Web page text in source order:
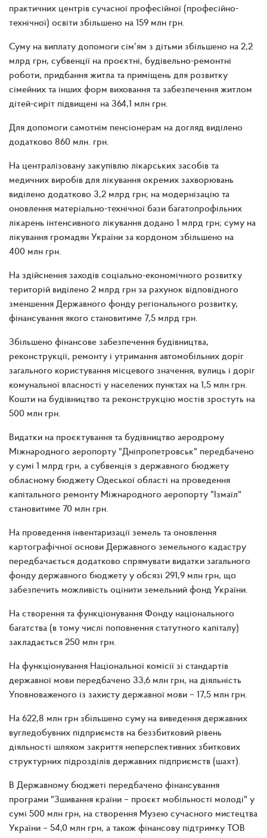
практичних центрів сучасної професійної (професійно-
технічної) освіти збільшено на 159 млн грн.
Суму на виплату допомоги сім’ям з дітьми збільшено на 2,2
млрд грн, субвенції на проєктні, будівельно-ремонтні
роботи, придбання житла та приміщень для розвитку
сімейних та інших форм виховання та забезпечення житлом
дітей-сиріт підвищені на 364,1 млн грн.
Для допомоги самотнім пенсіонерам на догляд виділено
додатково 860 млн. грн.
На централізовану закупівлю лікарських засобів та
медичних виробів для лікування окремих захворювань
виділено додатково 3,2 млрд грн; на модернізацію та
оновлення матеріально-технічної бази багатопрофільних
лікарень інтенсивного лікування додано 1 млрд грн; суму на
лікування громадян України за кордоном збільшено на
400 млн грн.
На здійснення заходів соціально-економічного розвитку
територій виділено 2 млрд грн за рахунок відповідного
зменшення Державного фонду регіонального розвитку,
фінансування якого становитиме 7,5 млрд грн.
Збільшено фінансове забезпечення будівництва,
реконструкції, ремонту і утримання автомобільних доріг
загального користування місцевого значення, вулиць і доріг
комунальної власності у населених пунктах на 1,5 млн грн.
Кошти на будівництво та реконструкцію мостів зростуть на
500 млн грн.
Видатки на проєктування та будівництво аеродрому
Міжнародного аеропорту "Дніпропетровськ" передбачено
у сумі 1 млрд грн, а субвенція з державного бюджету
обласному бюджету Одеської області на проведення
капітального ремонту Міжнародного аеропорту "Ізмаїл"
становитиме 70 млн грн.
На проведення інвентаризації земель та оновлення
картографічної основи Державного земельного кадастру
передбачається додатково спрямувати видатки загального
фонду державного бюджету у обсязі 291,9 млн грн, що
забезпечить можливість оцінити земельний фонд України.
На створення та функціонування Фонду національного
багатства (в тому числі поповнення статутного капіталу)
закладається 250 млн грн.
На функціонування Національної комісії зі стандартів
державної мови передбачено 33,6 млн грн, на діяльність
Уповноваженого із захисту державної мови – 17,5 млн грн.
На 622,8 млн грн збільшено суму на виведення державних
вугледобувних підприємств на беззбитковий рівень
діяльності шляхом закриття неперспективних збиткових
структурних підрозділів державних підприємств (шахт).
В Державному бюджеті передбачено фінансування
програми "Зшивання країни – проєкт мобільності молоді" у
сумі 500 млн грн, на створення Музею сучасного мистецтва
України – 54,0 млн грн, а також фінансову підтримку ТОВ